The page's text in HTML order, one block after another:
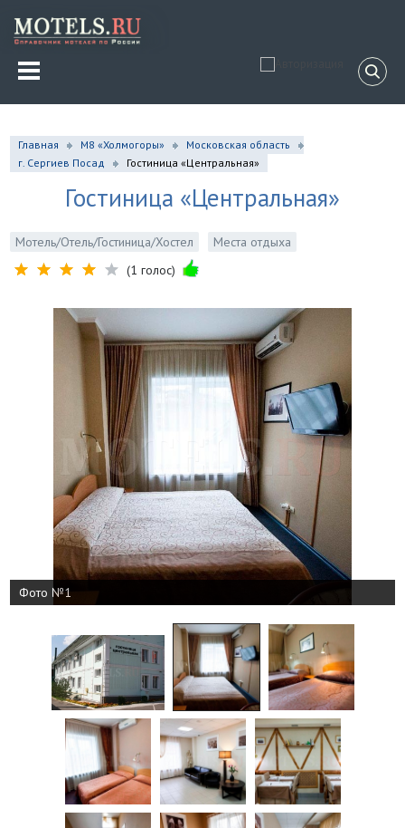
Главная М8 «Холмогоры»
Московская область
г. Сергиев Посад
Гостиница «Центральная»
Гостиница «Центральная»
Мотель/Отель/Гостиница/Хостел
Места отдыха
(1 голос)
Фото №1